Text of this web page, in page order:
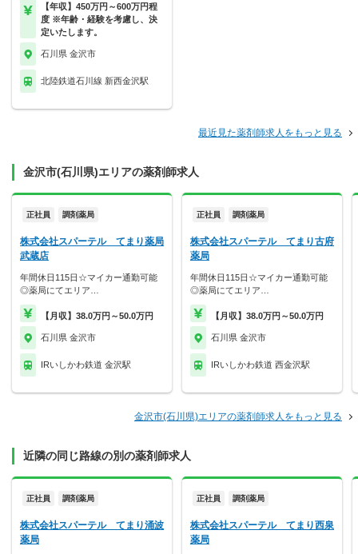
【年収】450万円～600万円程
度 ※年齢・経験を考慮し、決
定いたします。
石川県 金沢市
北陸鉄道石川線 新西金沢駅
最近見た薬剤師求人をもっと見る
金沢市(石川県)エリアの薬剤師求人
正社員 調剤薬局
株式会社スパーテル てまり薬局
武蔵店
年間休日115日☆マイカー通勤可能
◎薬局にてエリア…
【月収】38.0万円～50.0万円
石川県 金沢市
IRいしかわ鉄道 金沢駅
正社員 調剤薬局
株式会社スパーテル てまり古府
薬局
年間休日115日☆マイカー通勤可能
◎薬局にてエリア…
【月収】38.0万円～50.0万円
石川県 金沢市
IRいしかわ鉄道 西金沢駅
金沢市(石川県)エリアの薬剤師求人をもっと見る
近隣の同じ路線の別の薬剤師求人
正社員 調剤薬局
株式会社スパーテル てまり涌波
薬局
正社員 調剤薬局
株式会社スパーテル てまり西泉
薬局